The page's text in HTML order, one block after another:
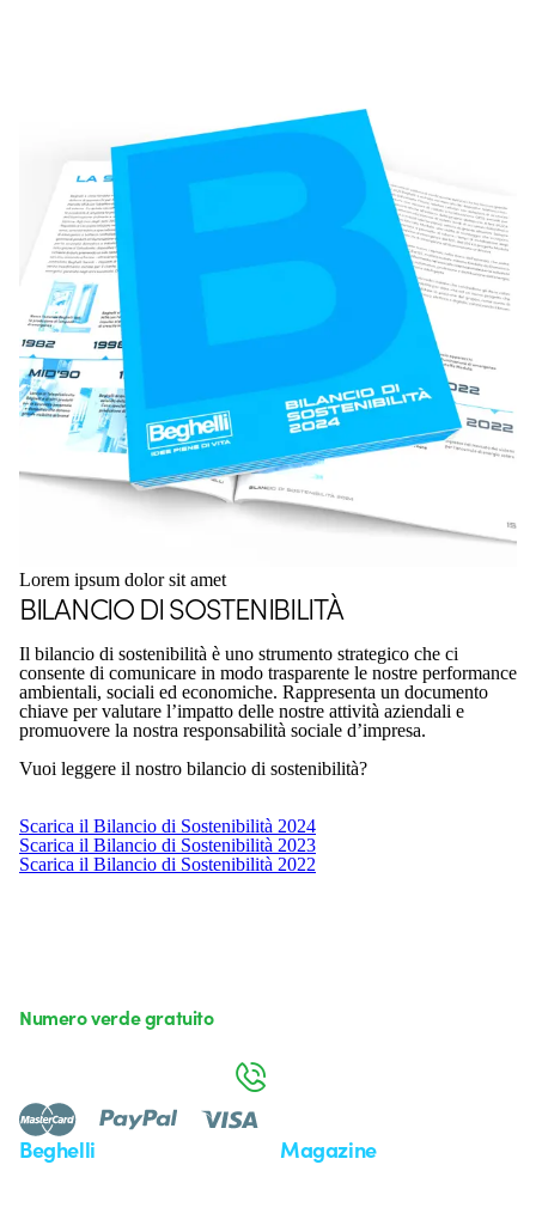
Lorem ipsum dolor sit amet
BILANCIO DI SOSTENIBILITÀ
Il bilancio di sostenibilità è uno strumento strategico che ci
consente di comunicare in modo trasparente le nostre performance
ambientali, sociali ed economiche. Rappresenta un documento
chiave per valutare l’impatto delle nostre attività aziendali e
promuovere la nostra responsabilità sociale d’impresa.
Vuoi leggere il nostro bilancio di sostenibilità?
Scarica il Bilancio di Sostenibilità 2024
Scarica il Bilancio di Sostenibilità 2023
Scarica il Bilancio di Sostenibilità 2022
Beghelli Magazine
Numero verde gratuito